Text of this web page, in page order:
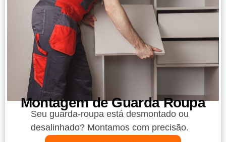
Montagem de Guarda Roupa​
Seu guarda-roupa está desmontado ou
desalinhado? Montamos com precisão.